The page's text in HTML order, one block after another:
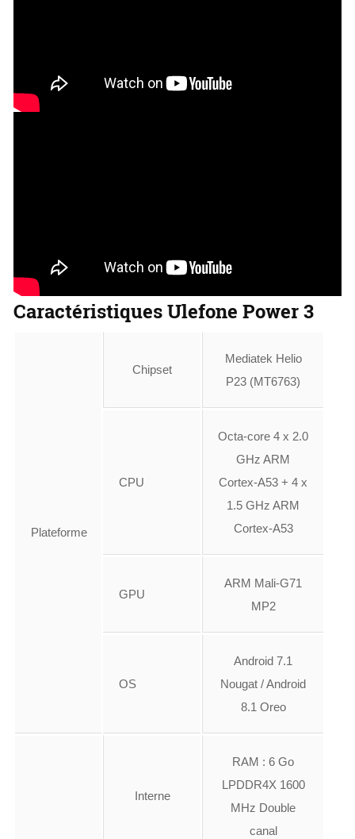
Caractéristiques Ulefone Power 3
Plateforme
Chipset
Mediatek Helio
P23 (MT6763)
CPU
Octa-core 4 x 2.0
GHz ARM
Cortex-A53 + 4 x
1.5 GHz ARM
Cortex-A53
GPU
ARM Mali-G71
MP2
OS
Android 7.1
Nougat / Android
8.1 Oreo
Interne
RAM : 6 Go
LPDDR4X 1600
MHz Double
canal